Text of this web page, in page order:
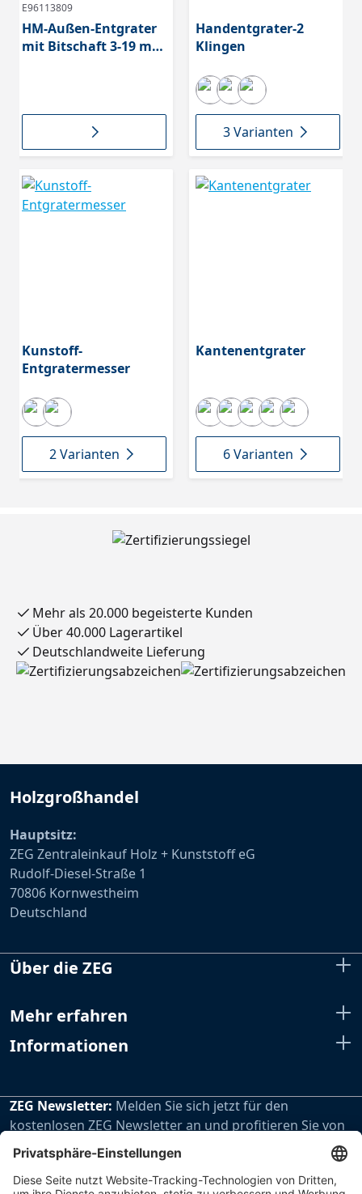
E96113809
HM-Außen-Entgrater
mit Bitschaft 3-19 mm
Handentgrater-2
Klingen
3 Varianten
Kunstoff-
Entgratermesser
2 Varianten
Kantenentgrater
6 Varianten
Mehr als 20.000 begeisterte Kunden
Über 40.000 Lagerartikel
Deutschlandweite Lieferung
Holzgroßhandel
Hauptsitz:
ZEG Zentraleinkauf Holz + Kunststoff eG
Rudolf-Diesel-Straße 1
70806 Kornwestheim
Deutschland
Über die ZEG
Mehr erfahren
Informationen
ZEG Newsletter: Melden Sie sich jetzt für den
kostenlosen ZEG Newsletter an und profitieren Sie von
den extra Vorteilen unseres regelmäßig erscheinenden
Newsletters.